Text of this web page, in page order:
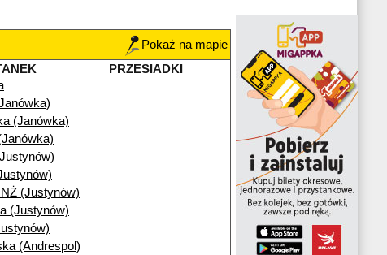
Pokaż na mapie
PRZESIADKI
(Janówka)
NŻ (Justynów)
(Justynów)
(Andrespol)